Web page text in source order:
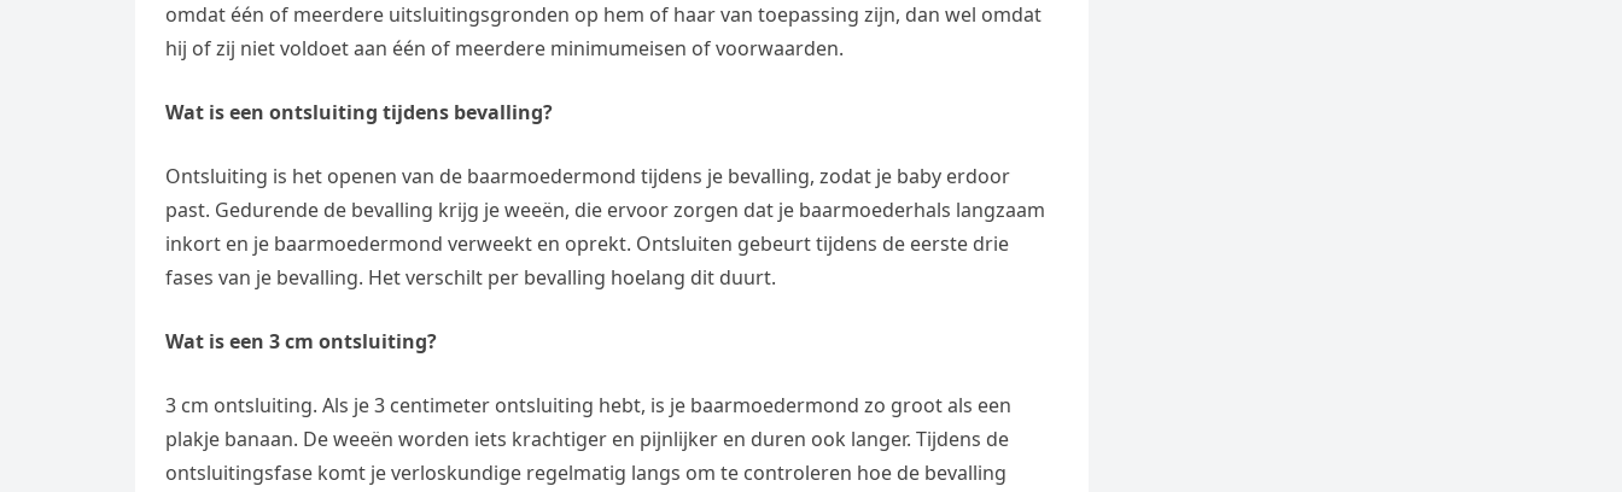
omdat één of meerdere uitsluitingsgronden op hem of haar van toepassing zijn, dan wel omdat
hij of zij niet voldoet aan één of meerdere minimumeisen of voorwaarden.
Wat is een ontsluiting tijdens bevalling?
Ontsluiting is het openen van de baarmoedermond tijdens je bevalling, zodat je baby erdoor
past. Gedurende de bevalling krijg je weeën, die ervoor zorgen dat je baarmoederhals langzaam
inkort en je baarmoedermond verweekt en oprekt. Ontsluiten gebeurt tijdens de eerste drie
fases van je bevalling. Het verschilt per bevalling hoelang dit duurt.
Wat is een 3 cm ontsluiting?
3 cm ontsluiting. Als je 3 centimeter ontsluiting hebt, is je baarmoedermond zo groot als een
plakje banaan. De weeën worden iets krachtiger en pijnlijker en duren ook langer. Tijdens de
ontsluitingsfase komt je verloskundige regelmatig langs om te controleren hoe de bevalling